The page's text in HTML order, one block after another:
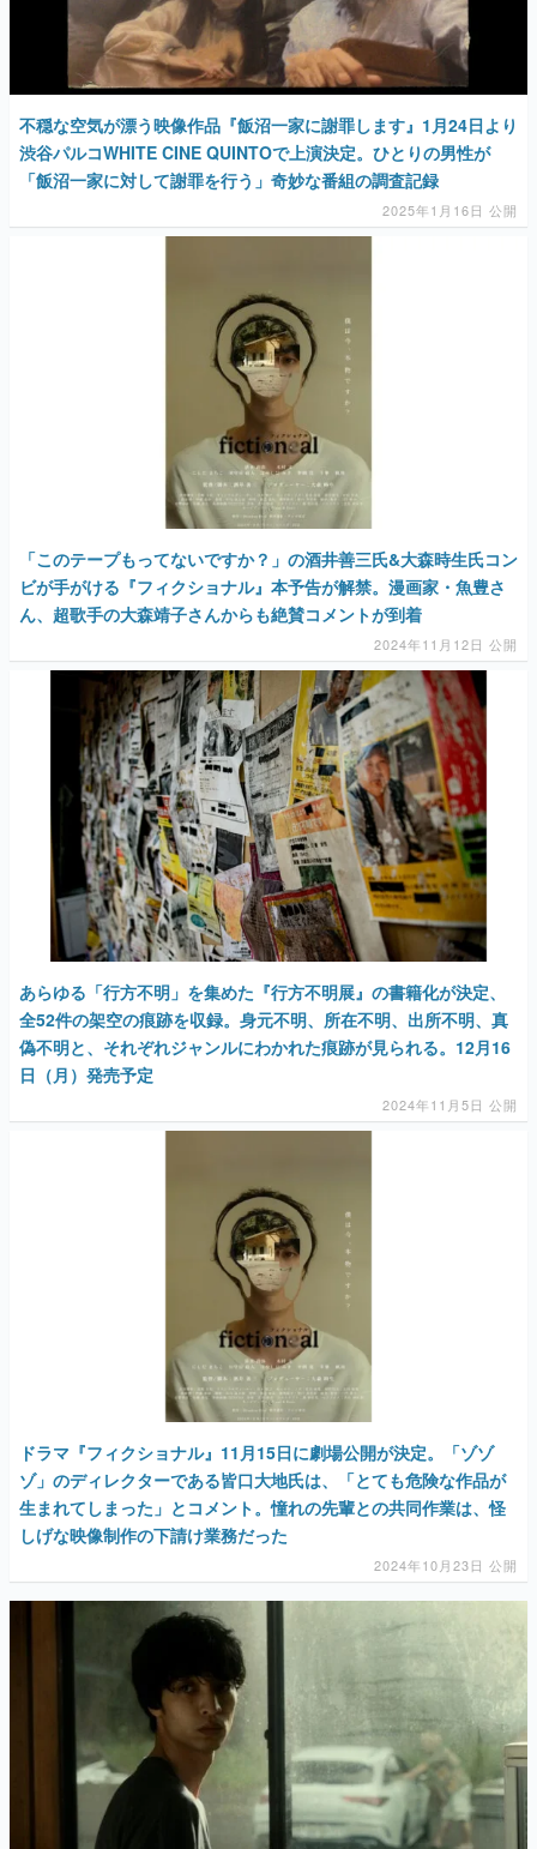
不穏な空気が漂う映像作品『飯沼一家に謝罪します』1月24日より
渋谷パルコWHITE CINE QUINTOで上演決定。ひとりの男性が
「飯沼一家に対して謝罪を行う」奇妙な番組の調査記録
2025年1月16日 公開
「このテープもってないですか？」の酒井善三氏&大森時生氏コン
ビが手がける『フィクショナル』本予告が解禁。漫画家・魚豊さ
ん、超歌手の大森靖子さんからも絶賛コメントが到着
2024年11月12日 公開
あらゆる「行方不明」を集めた『行方不明展』の書籍化が決定、
全52件の架空の痕跡を収録。身元不明、所在不明、出所不明、真
偽不明と、それぞれジャンルにわかれた痕跡が見られる。12月16
日（月）発売予定
2024年11月5日 公開
ドラマ『フィクショナル』11月15日に劇場公開が決定。「ゾゾ
ゾ」のディレクターである皆口大地氏は、「とても危険な作品が
生まれてしまった」とコメント。憧れの先輩との共同作業は、怪
しげな映像制作の下請け業務だった
2024年10月23日 公開